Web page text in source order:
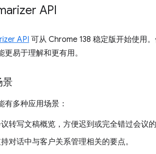
API
API 可从 Chrome 138 稳定版开始使用
更易于理解和更有用。
景
有多种应用场景：
转写文稿概览，方便迟到或完全错过会议
对话中与客户关系管理相关的要点。